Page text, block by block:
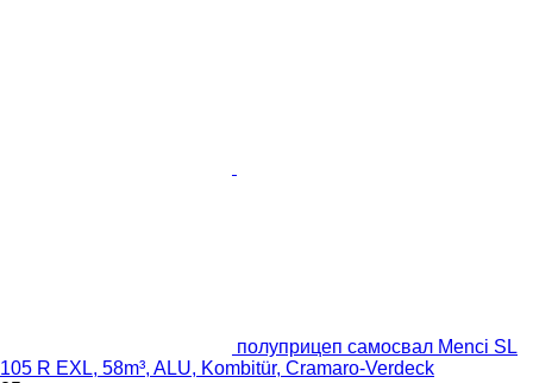
полуприцеп самосвал Menci SL
105 R EXL, 58m³, ALU, Kombitür, Cramaro-Verdeck